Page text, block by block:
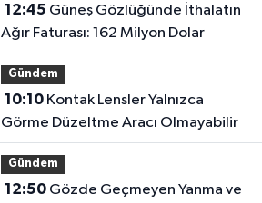
12:45
Ağır Faturası: 162 Milyon Dolar
Gündem
10:10Kontak Lensler Yalnızca
Görme Düzeltme Aracı Olmayabilir
Gündem
12:50Gözde Geçmeyen Yanma ve